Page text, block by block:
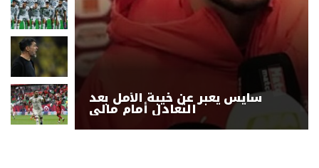
سايس يعبر عن خيبة الأمل بعد
التعادل أمام مالي